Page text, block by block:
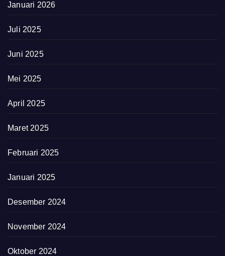
Januari 2026
Juli 2025
Juni 2025
Mei 2025
April 2025
Maret 2025
Februari 2025
Januari 2025
Desember 2024
November 2024
Oktober 2024